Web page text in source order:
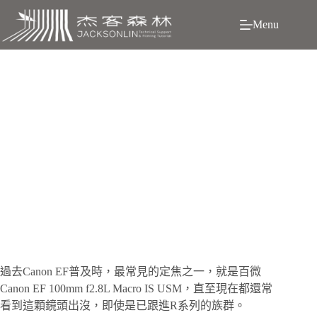
主
Menu
過去Canon EF普及時，最常見的定焦之一，就是百微
Canon EF 100mm f2.8L Macro IS USM，直至現在都還常
看到這顆鏡頭出沒，即使是已跟進R系列的族群。